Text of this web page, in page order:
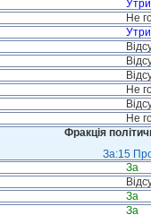
Не
Не
Не
Фракція
За:15
За
За
За